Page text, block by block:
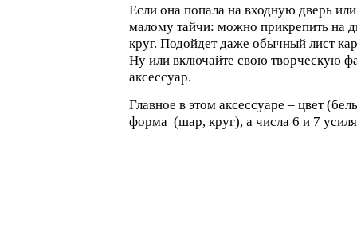
Если она попала на входную дверь
малому тайчи: можно прикрепить на
круг. Подойдет даже обычный лист
Ну или включайте свою творческую
аксессуар.
Главное в этом аксессуаре – цвет
форма (шар, круг), а числа 6 и 7